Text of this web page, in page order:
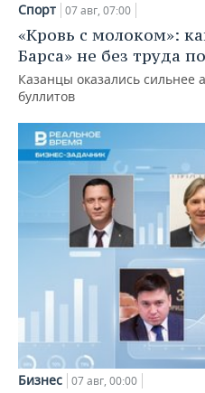
Спорт 07 авг, 07:00
«Кровь с молоком»:
Барса» не без труда
Казанцы оказались сильнее
буллитов
Бизнес 07 авг, 00:00